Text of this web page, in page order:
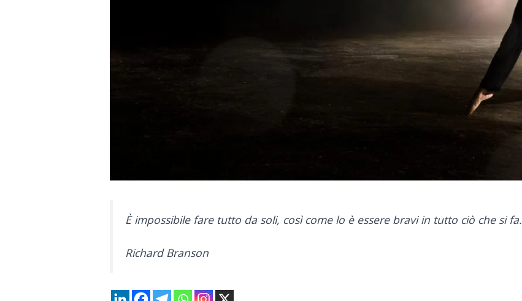
È impossibile fare tutto da soli, così come lo è essere bravi in tutto ciò che si fa.
Richard Branson